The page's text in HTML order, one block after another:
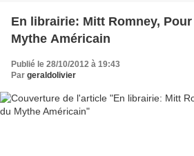
En librairie: Mitt Romney,
Mythe Américain
Publié le 28/10/2012 à 19:43
Par geraldolivier